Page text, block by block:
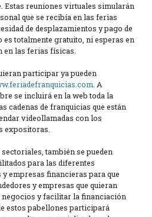
Estas reuniones virtuales simularán
que se recibía en las ferias
de desplazamientos y pago de
es totalmente gratuito, ni esperas en
en las ferias físicas.
participar ya pueden
. A
se incluirá en la web toda la
cadenas de franquicias que están
videollamadas con los
expositoras.
también se pueden
para las diferentes
empresas financieras para que
y empresas que quieran
y facilitar la financiación
estos pabellones participará